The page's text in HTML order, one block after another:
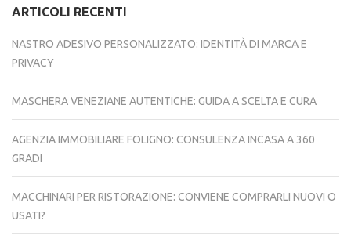
ARTICOLI RECENTI
NASTRO ADESIVO PERSONALIZZATO: IDENTITÀ DI MARCA E
PRIVACY
MASCHERA VENEZIANE AUTENTICHE: GUIDA A SCELTA E CURA
AGENZIA IMMOBILIARE FOLIGNO: CONSULENZA INCASA A 360
GRADI
MACCHINARI PER RISTORAZIONE: CONVIENE COMPRARLI NUOVI O
USATI?